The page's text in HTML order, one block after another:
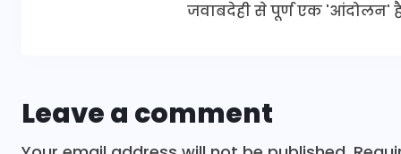
जवाबदेही से पूर्ण एक 'आंदोलन'
Leave a comment